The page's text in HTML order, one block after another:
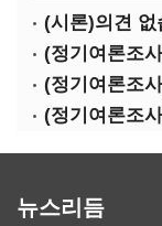
(시론)의견 없
뉴스리듬